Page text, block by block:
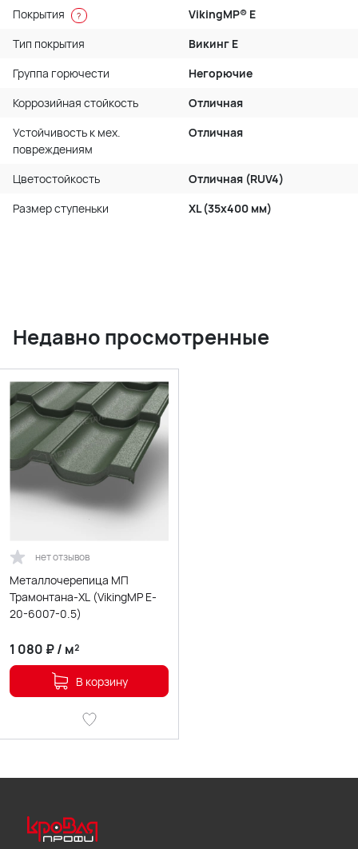
Покрытия ?
VikingMP® E
Тип покрытия
Викинг Е
Группа горючести
Негорючие
Коррозийная стойкость
Отличная
Устойчивость к мех.
повреждениям
Отличная
Цветостойкость
Отличная (RUV4)
Размер ступеньки
XL (35x400 мм)
Недавно просмотренные
нет отзывов
Металлочерепица МП
Трамонтана-XL (VikingMP E-
20-6007-0.5)
1 080 ₽/ м²
В корзину